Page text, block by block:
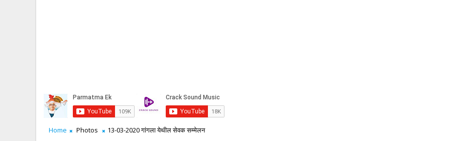
Home Photos 13-03-2020 गांगला येथील सेवक सम्मेलन